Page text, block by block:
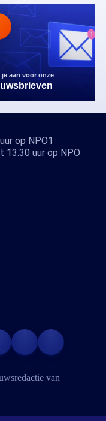
je aan voor onze
op NPO1
13.30 uur op NPO
van